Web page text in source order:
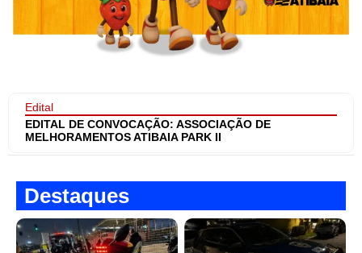
Edital
EDITAL DE CONVOCAÇÃO: ASSOCIAÇÃO DE
MELHORAMENTOS ATIBAIA PARK II
Destaques